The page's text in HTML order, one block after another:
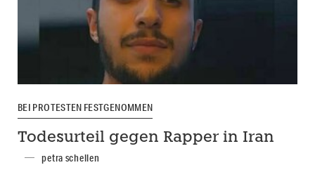
BEI PROTESTEN FESTGENOMMEN
Todesurteil gegen Rapper in Iran
petra schellen